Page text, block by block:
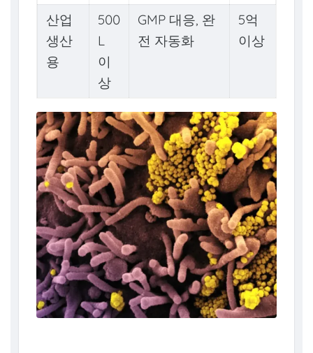
산업
생산
용
500
L
이
상
GMP 대응, 완
전 자동화
5억
이상